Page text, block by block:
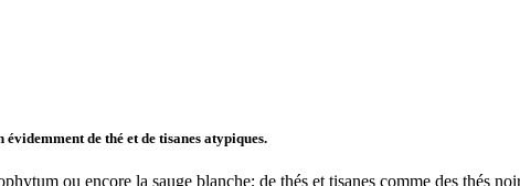
de thé et de tisanes atypiques.
ou encore la sauge blanche; de thés et tisanes comme des thés